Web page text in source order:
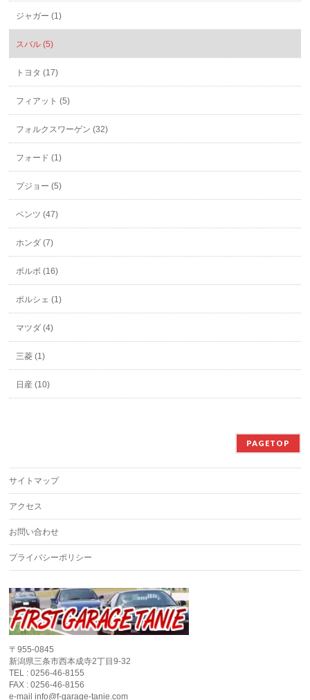
ジャガー (1)
スバル (5)
トヨタ (17)
フィアット (5)
フォルクスワーゲン (32)
フォード (1)
プジョー (5)
ベンツ (47)
ホンダ (7)
ボルボ (16)
ポルシェ (1)
マツダ (4)
三菱 (1)
日産 (10)
PAGETOP
サイトマップ
アクセス
お問い合わせ
プライバシーポリシー
〒955-0845
新潟県三条市西本成寺2丁目9-32
TEL : 0256-46-8155
FAX : 0256-46-8156
e-mail info@f-garage-tanie.com